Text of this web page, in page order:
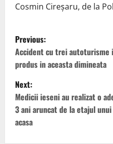
Cosmin Cireșaru, de la
P
o
s
t
n
Previous:
Accident cu trei
produs in aceasta dimineata
Next:
Medicii ieseni au realizat o
3 ani aruncat de la etajul
acasa